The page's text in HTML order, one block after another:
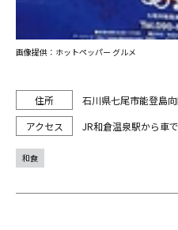
石川県七尾市能登島
JR和倉温泉駅から車
画像提供：ホットペッパー グルメ
和食